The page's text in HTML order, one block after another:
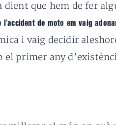
que hem de fer
l’accident de moto em vaig
i vaig decidir
primer any